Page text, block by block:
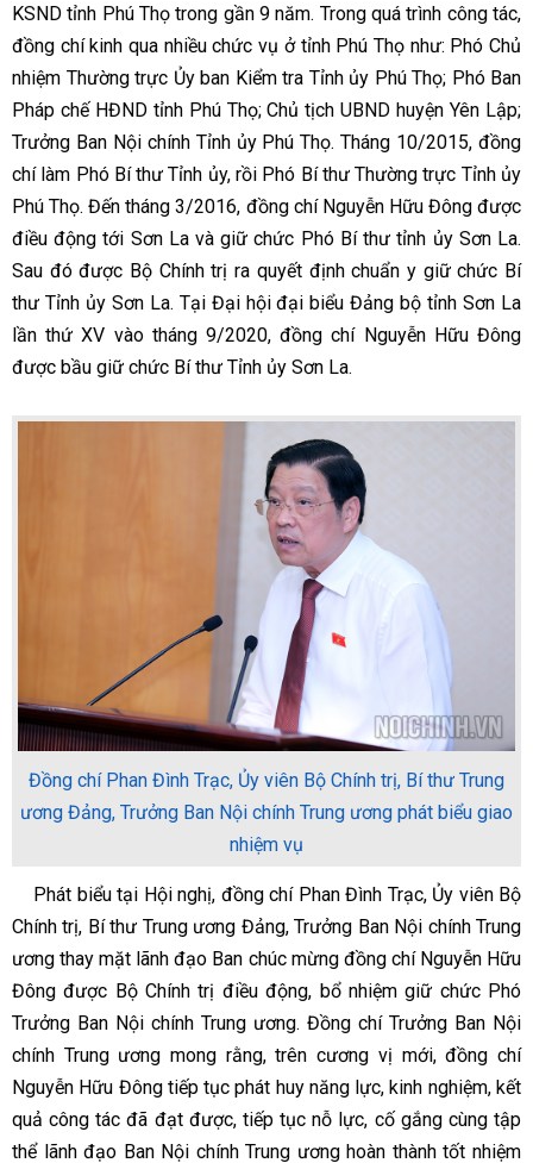
KSND tỉnh Phú Thọ trong gần 9 năm. Trong quá trình công tác,
đồng chí kinh qua nhiều chức vụ ở tỉnh Phú Thọ như: Phó Chủ
nhiệm Thường trực Ủy ban Kiểm tra Tỉnh ủy Phú Thọ; Phó Ban
Pháp chế HĐND tỉnh Phú Thọ; Chủ tịch UBND huyện Yên Lập;
Trưởng Ban Nội chính Tỉnh ủy Phú Thọ. Tháng 10/2015, đồng
chí làm Phó Bí thư Tỉnh ủy, rồi Phó Bí thư Thường trực Tỉnh ủy
Phú Thọ. Đến tháng 3/2016, đồng chí Nguyễn Hữu Đông được
điều động tới Sơn La và giữ chức Phó Bí thư tỉnh ủy Sơn La.
Sau đó được Bộ Chính trị ra quyết định chuẩn y giữ chức Bí
thư Tỉnh ủy Sơn La. Tại Đại hội đại biểu Đảng bộ tỉnh Sơn La
lần thứ XV vào tháng 9/2020, đồng chí Nguyễn Hữu Đông
được bầu giữ chức Bí thư Tỉnh ủy Sơn La.
Đồng chí Phan Đình Trạc, Ủy viên Bộ Chính trị, Bí thư Trung
ương Đảng, Trưởng Ban Nội chính Trung ương phát biểu giao
nhiệm vụ
Phát biểu tại Hội nghị, đồng chí Phan Đình Trạc, Ủy viên Bộ
Chính trị, Bí thư Trung ương Đảng, Trưởng Ban Nội chính Trung
ương thay mặt lãnh đạo Ban chúc mừng đồng chí Nguyễn Hữu
Đông được Bộ Chính trị điều động, bổ nhiệm giữ chức Phó
Trưởng Ban Nội chính Trung ương. Đồng chí Trưởng Ban Nội
chính Trung ương mong rằng, trên cương vị mới, đồng chí
Nguyễn Hữu Đông tiếp tục phát huy năng lực, kinh nghiệm, kết
quả công tác đã đạt được, tiếp tục nỗ lực, cố gắng cùng tập
thể lãnh đạo Ban Nội chính Trung ương hoàn thành tốt nhiệm